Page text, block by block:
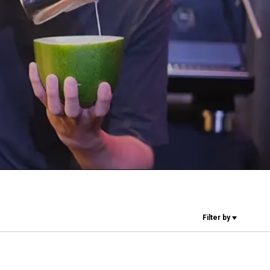
Filter by
Nachhaltigkeit
Connect
Sie uns